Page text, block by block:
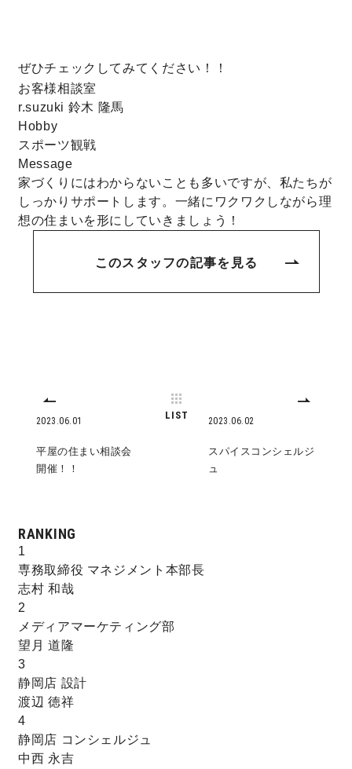
身体に優しい自然素材の家
耐震等級3 & 許容応力度計算 全棟標準
徹底したコストダウンの追求
頑丈で長持ちの外壁
2030年の省エネ基準住宅
ラインナップ
nattoku住宅25周年記念モデル
Glass Arts
Blue Style
キママプラス
納得リフォームスタジオ
ぜひチェックしてみてください！！
お客様相談室
r.suzuki 鈴木 隆馬
Hobby
スポーツ観戦
Message
家づくりにはわからないことも多いですが、私たちが
しっかりサポートします。一緒にワクワクしながら理
想の住まいを形にしていきましょう！
このスタッフの記事を見る
2023.06.01
平屋の住まい相談会
開催！！
LIST 2023.06.02
スパイスコンシェルジ
ュ
RANKING
1
専務取締役 マネジメント本部長
志村 和哉
2
メディアマーケティング部
望月 道隆
3
静岡店 設計
渡辺 徳祥
4
静岡店 コンシェルジュ
中西 永吉